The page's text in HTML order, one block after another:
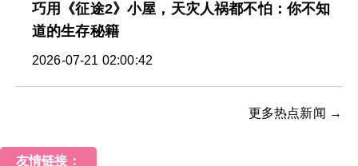
巧用《征途2》小屋，天灾人祸都不怕：你不知
道的生存秘籍
2026-07-21 02:00:42
更多热点新闻 →
友情链接：